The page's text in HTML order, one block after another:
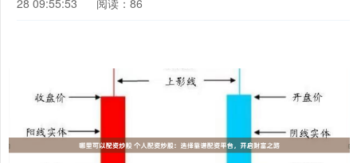
28 09:55:53
阅读：86